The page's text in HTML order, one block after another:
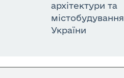
архітектури та
містобудування
України